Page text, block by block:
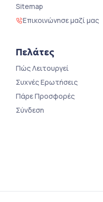
Sitemap
Επικοινώνησε μαζί μας
Πελάτες
Πώς Λειτουργεί
Συχνές Ερωτήσεις
Πάρε Προσφορές
Σύνδεση